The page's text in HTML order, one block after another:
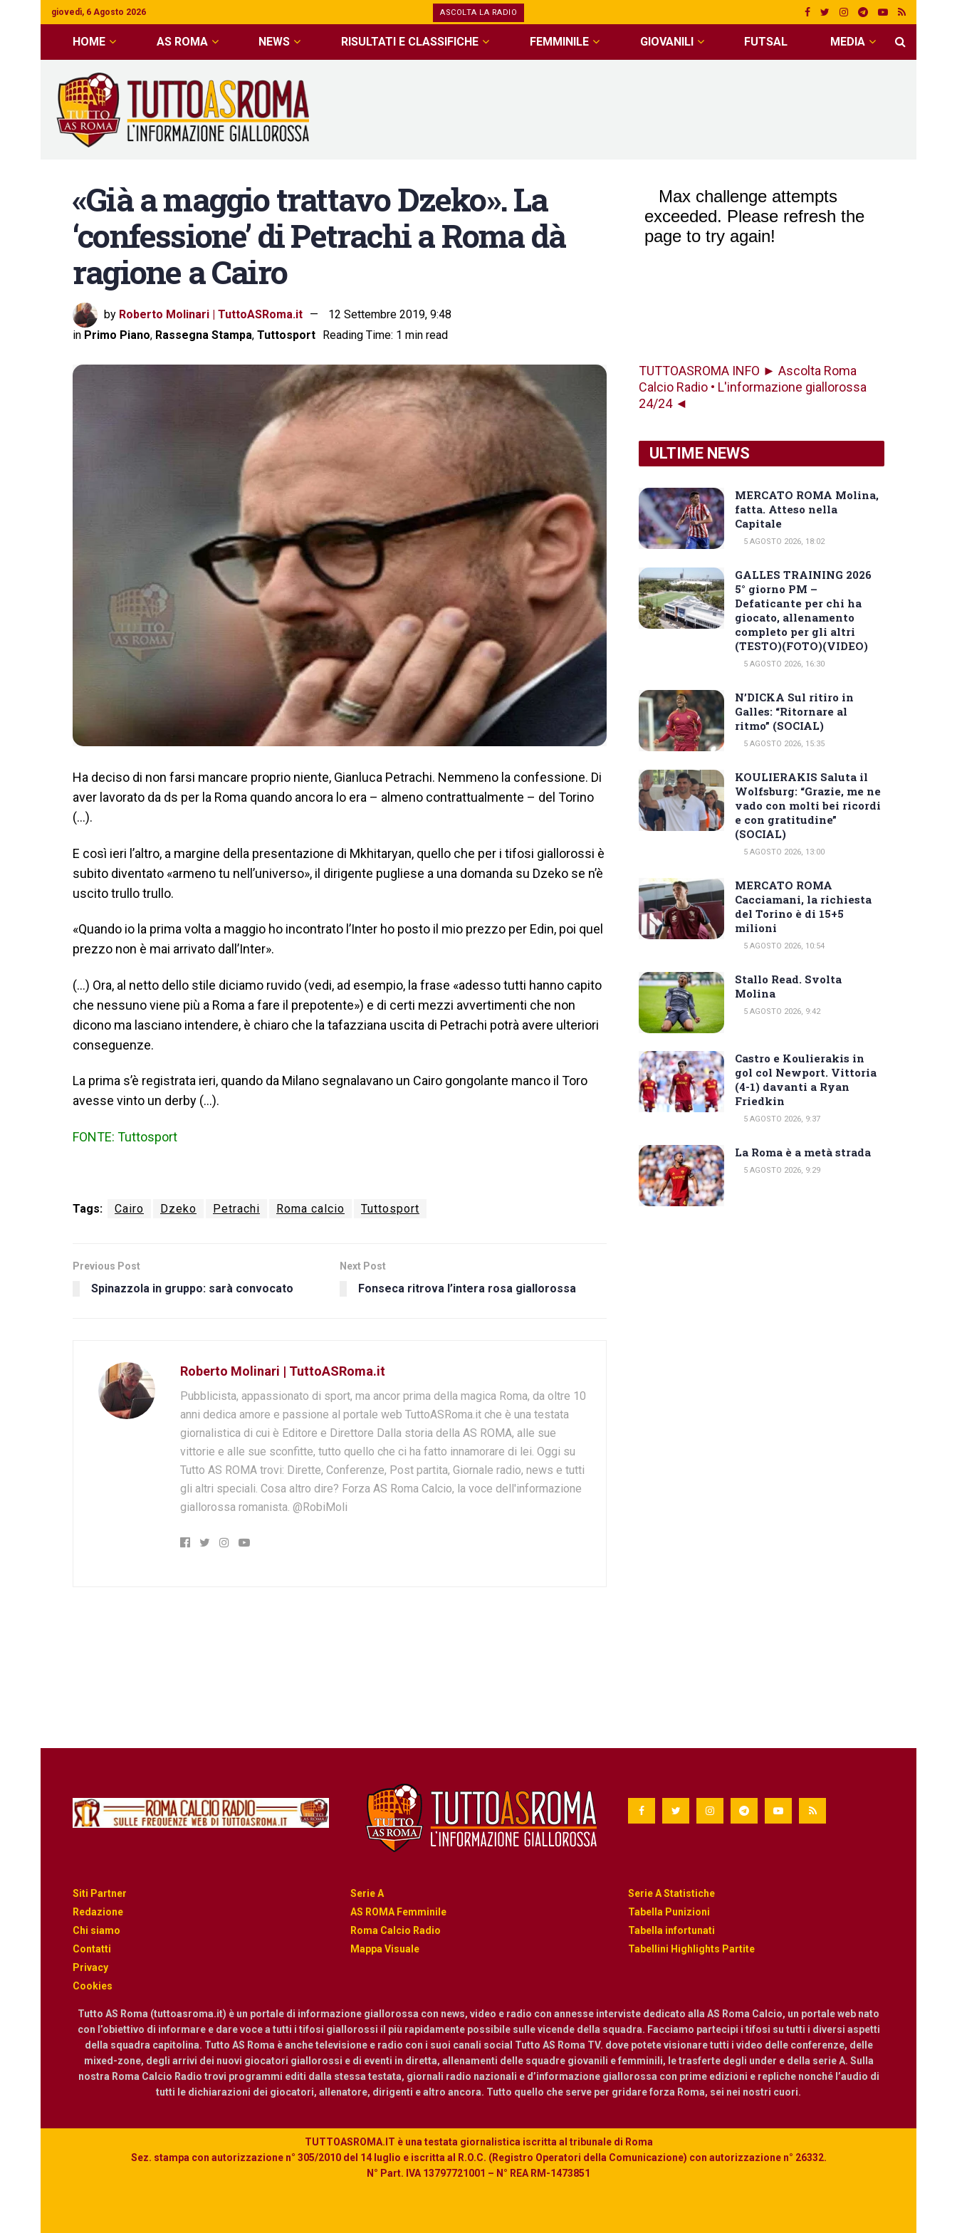
giovedì, 6 Agosto 2026 ASCOLTA LA RADIO
HOME AS ROMA NEWS RISULTATI E CLASSIFICHE FEMMINILE GIOVANILI FUTSAL MEDIA
«Già a maggio trattavo Dzeko». La
‘confessione’ di Petrachi a Roma dà
ragione a Cairo
by Roberto Molinari | TuttoASRoma.it
12 Settembre 2019, 9:48
in Primo Piano, Rassegna Stampa, Tuttosport Reading Time: 1 min read
Ha deciso di non farsi mancare proprio niente, Gianluca Petrachi. Nemmeno la confessione. Di
aver lavorato da ds per la Roma quando ancora lo era – almeno contrattualmente – del Torino
(…).
E così ieri l’altro, a margine della presentazione di Mkhitaryan, quello che per i tifosi giallorossi è
subito diventato «armeno tu nell’universo», il dirigente pugliese a una domanda su Dzeko se n’è
uscito trullo trullo.
«Quando io la prima volta a maggio ho incontrato l’Inter ho posto il mio prezzo per Edin, poi quel
prezzo non è mai arrivato dall’Inter».
(…) Ora, al netto dello stile diciamo ruvido (vedi, ad esempio, la frase «adesso tutti hanno capito
che nessuno viene più a Roma a fare il prepotente») e di certi mezzi avvertimenti che non
dicono ma lasciano intendere, è chiaro che la tafazziana uscita di Petrachi potrà avere ulteriori
conseguenze.
La prima s’è registrata ieri, quando da Milano segnalavano un Cairo gongolante manco il Toro
avesse vinto un derby (…).
FONTE: Tuttosport
Tags: Cairo Dzeko Petrachi Roma calcio Tuttosport
Previous Post
Spinazzola in gruppo: sarà convocato
Next Post
Fonseca ritrova l’intera rosa giallorossa
Roberto Molinari | TuttoASRoma.it
Pubblicista, appassionato di sport, ma ancor prima della magica Roma, da oltre 10
anni dedica amore e passione al portale web TuttoASRoma.it che è una testata
giornalistica di cui è Editore e Direttore Dalla storia della AS ROMA, alle sue
vittorie e alle sue sconfitte, tutto quello che ci ha fatto innamorare di lei. Oggi su
Tutto AS ROMA trovi: Dirette, Conferenze, Post partita, Giornale radio, news e tutti
gli altri speciali. Cosa altro dire? Forza AS Roma Calcio, la voce dell'informazione
giallorossa romanista. @RobiMoli
TUTTOASROMA INFO ► Ascolta Roma
Calcio Radio • L'informazione giallorossa
24/24 ◄
ULTIME NEWS
MERCATO ROMA Molina,
fatta. Atteso nella
Capitale
5 AGOSTO 2026, 18:02
GALLES TRAINING 2026
5° giorno PM –
Defaticante per chi ha
giocato, allenamento
completo per gli altri
(TESTO)(FOTO)(VIDEO)
5 AGOSTO 2026, 16:30
N’DICKA Sul ritiro in
Galles: “Ritornare al
ritmo” (SOCIAL)
5 AGOSTO 2026, 15:35
KOULIERAKIS Saluta il
Wolfsburg: “Grazie, me ne
vado con molti bei ricordi
e con gratitudine”
(SOCIAL)
5 AGOSTO 2026, 13:00
MERCATO ROMA
Cacciamani, la richiesta
del Torino è di 15+5
milioni
5 AGOSTO 2026, 10:54
Stallo Read. Svolta
Molina
5 AGOSTO 2026, 9:42
Castro e Koulierakis in
gol col Newport. Vittoria
(4-1) davanti a Ryan
Friedkin
5 AGOSTO 2026, 9:37
La Roma è a metà strada
5 AGOSTO 2026, 9:29
Siti Partner
Redazione
Chi siamo
Contatti
Privacy
Cookies
Serie A
AS ROMA Femminile
Roma Calcio Radio
Mappa Visuale
Serie A Statistiche
Tabella Punizioni
Tabella infortunati
Tabellini Highlights Partite
Tutto AS Roma (tuttoasroma.it) è un portale di informazione giallorossa con news, video e radio con annesse interviste dedicato alla AS Roma Calcio, un portale web nato
con l’obiettivo di informare e dare voce a tutti i tifosi giallorossi il più rapidamente possibile sulle vicende della squadra. Facciamo partecipi i tifosi su tutti i diversi aspetti
della squadra capitolina. Tutto AS Roma è anche televisione e radio con i suoi canali social Tutto AS Roma TV. dove potete visionare tutti i video delle conferenze, delle
mixed-zone, degli arrivi dei nuovi giocatori giallorossi e di eventi in diretta, allenamenti delle squadre giovanili e femminili, le trasferte degli under e della serie A. Sulla
nostra Roma Calcio Radio trovi programmi editi dalla stessa testata, giornali radio nazionali e d’informazione giallorossa con prime edizioni e repliche nonché l’audio di
tutti le dichiarazioni dei giocatori, allenatore, dirigenti e altro ancora. Tutto quello che serve per gridare forza Roma, sei nei nostri cuori.
TUTTOASROMA.IT è una testata giornalistica iscritta al tribunale di Roma
Sez. stampa con autorizzazione n° 305/2010 del 14 luglio e iscritta al R.O.C. (Registro Operatori della Comunicazione) con autorizzazione n° 26332.
N° Part. IVA 13797721001 – N° REA RM-1473851